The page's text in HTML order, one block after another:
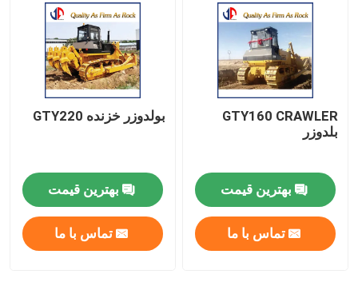
GTY160 CRAWLER
بلدوزر
بهترین قیمت
تماس با ما
بولدوزر خزنده GTY220
بهترین قیمت
تماس با ما